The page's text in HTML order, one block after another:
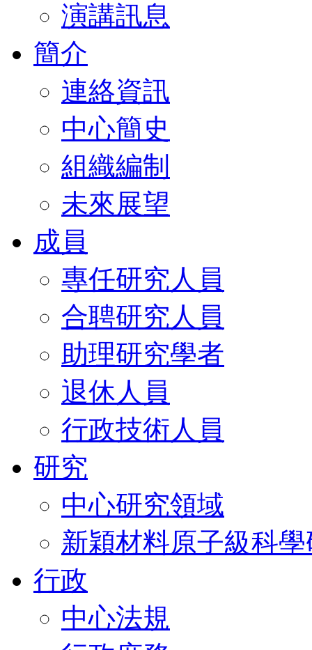
演講訊息
簡介
連絡資訊
中心簡史
組織編制
未來展望
成員
專任研究人員
合聘研究人員
助理研究學者
退休人員
行政技術人員
研究
中心研究領域
新穎材料原子級科
行政
中心法規